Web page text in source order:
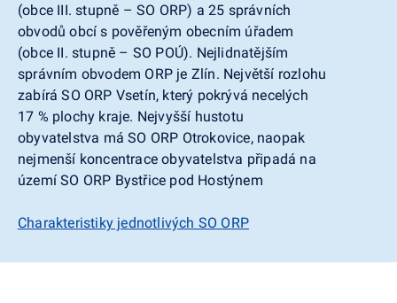
(obce III. stupně – SO ORP) a 25 správních
obvodů obcí s pověřeným obecním úřadem
(obce II. stupně – SO POÚ). Nejlidnatějším
správním obvodem ORP je Zlín. Největší rozlohu
zabírá SO ORP Vsetín, který pokrývá necelých
17 % plochy kraje. Nejvyšší hustotu
obyvatelstva má SO ORP Otrokovice, naopak
nejmenší koncentrace obyvatelstva připadá na
území SO ORP Bystřice pod Hostýnem
Charakteristiky jednotlivých SO ORP